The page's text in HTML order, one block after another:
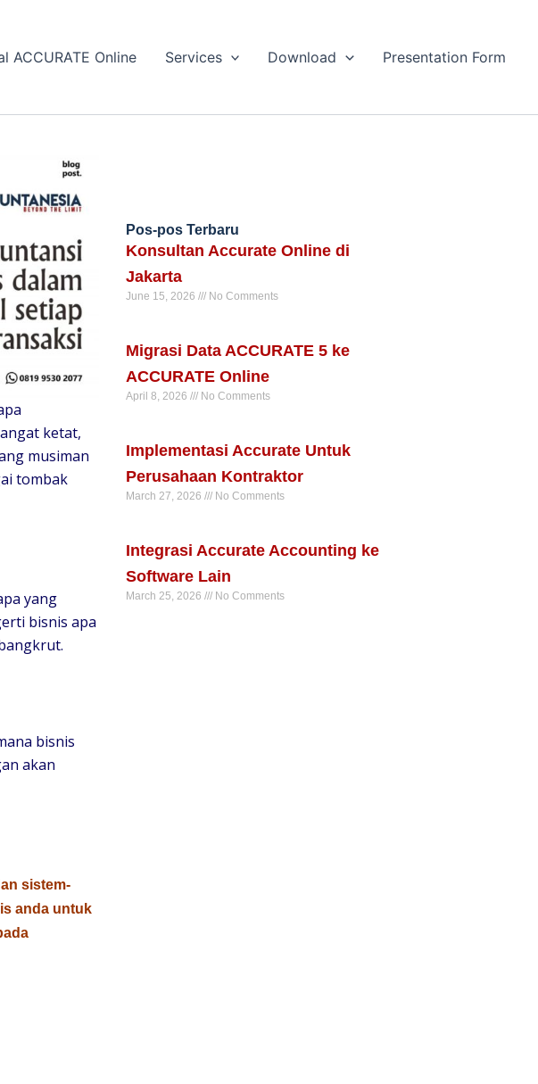
ACCURATE Online Services Download Presentation Form
ketat,
musiman
tombak
yang
bisnis apa
bisnis
akan
sistem-
anda untuk
Pos-pos Terbaru
Konsultan Accurate Online di
Jakarta
June 15, 2026 No Comments
Migrasi Data ACCURATE 5 ke
ACCURATE Online
April 8, 2026 No Comments
Implementasi Accurate Untuk
Perusahaan Kontraktor
March 27, 2026 No Comments
Integrasi Accurate Accounting ke
Software Lain
March 25, 2026 No Comments